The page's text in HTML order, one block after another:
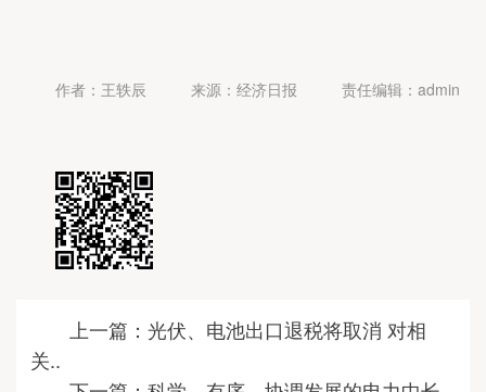
作者：王轶辰 来源：经济日报 责任编辑：admin
上一篇：光伏、电池出口退税将取消 对相
关..